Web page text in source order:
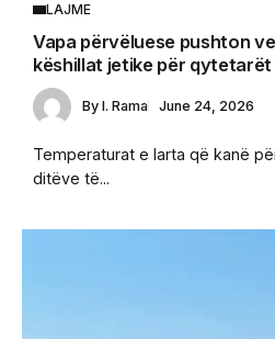
LAJME
Vapa përvëluese pushton
këshillat jetike për qytetarët
By I. Rama June 24, 2026
Temperaturat e larta që kanë
ditëve të...